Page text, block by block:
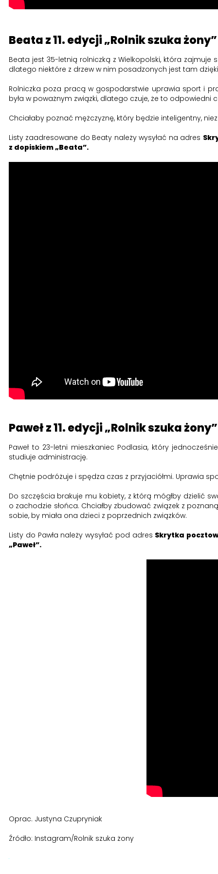
Beata z 11. edycji „Rolnik szuka żony”
Beata jest 35-letnią rolniczką z Wielkopolski, która
dlatego niektóre z drzew w nim posadzonych jest tam
Rolniczka poza pracą w gospodarstwie uprawia sport i
była w poważnym związki, dlatego czuje, że to odpowiedni
Chciałaby poznać mężczyznę, który będzie inteligentny,
Listy zaadresowane do Beaty należy wysyłać na adres
z dopiskiem „Beata”.
Paweł z 11. edycji „Rolnik szuka żony”
Paweł to 23-letni mieszkaniec Podlasia, który
studiuje administrację.
Chętnie podróżuje i spędza czas z przyjaciółmi. Uprawia
Do szczęścia brakuje mu kobiety, z którą mógłby dzielić
o zachodzie słońca. Chciałby zbudować związek z
sobie, by miała ona dzieci z poprzednich związków.
Listy do Pawła należy wysyłać pod adres Skrytka
„Paweł”.
Oprac. Justyna Czupryniak
Źródło: Instagram/Rolnik szuka żony